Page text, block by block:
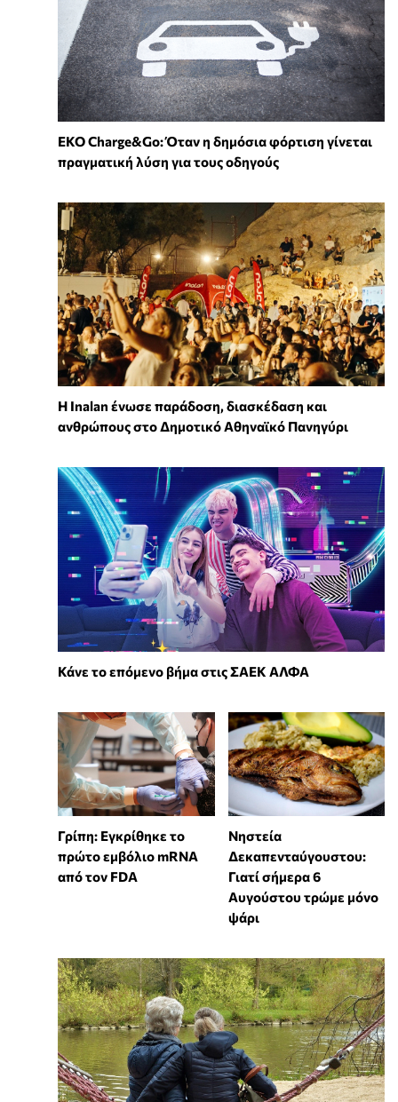
EKO Charge&Go: Όταν η δημόσια φόρτιση γίνεται
πραγματική λύση για τους οδηγούς
Η Inalan ένωσε παράδοση, διασκέδαση και
ανθρώπους στο Δημοτικό Αθηναϊκό Πανηγύρι
Κάνε το επόμενο βήμα στις ΣΑΕΚ ΑΛΦΑ
Γρίπη: Εγκρίθηκε το
πρώτο εμβόλιο mRNA
από τον FDA
Νηστεία
Δεκαπενταύγουστου:
Γιατί σήμερα 6
Αυγούστου τρώμε μόνο
ψάρι